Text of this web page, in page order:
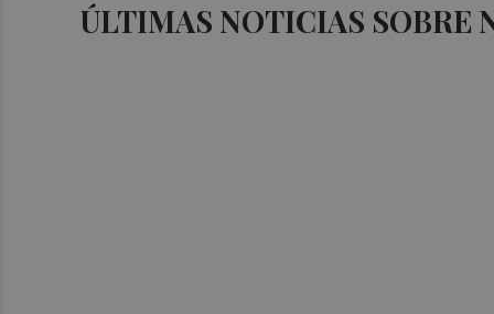
ÚLTIMAS NOTICIAS SOBRE